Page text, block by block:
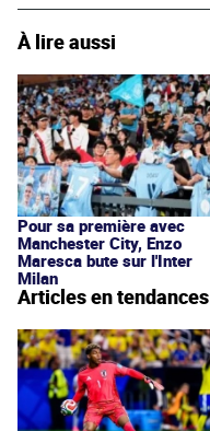
À lire aussi
Pour sa première avec
Manchester City, Enzo
Maresca bute sur l'Inter
Milan
Articles en tendances